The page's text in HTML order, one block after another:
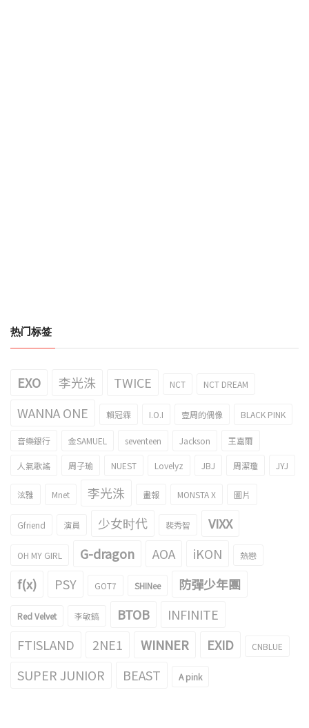
热门标签
EXO 李光洙 TWICE NCT NCT DREAM
WANNA ONE 賴冠霖 I.O.I 壹周的偶像 BLACK PINK
音樂銀行 金SAMUEL seventeen Jackson 王嘉爾
人氣歌謠 周子瑜 NUEST Lovelyz JBJ 周潔瓊 JYJ
泫雅 Mnet 李光洙 畫報 MONSTA X 圖片
Gfriend 演員 少女时代 裴秀智 VIXX
OH MY GIRL G-dragon AOA iKON 熱戀
f(x) PSY GOT7 SHINee 防彈少年團
Red Velvet 李敏鎬 BTOB
INFINITE
FTISLAND
2NE1 WINNER EXID CNBLUE
SUPER JUNIOR BEAST A pink